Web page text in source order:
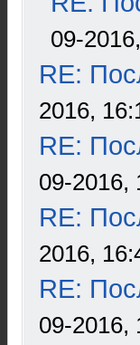
09-
RE:
2016,
RE:
09-2016,
RE:
2016,
RE:
09-2016,